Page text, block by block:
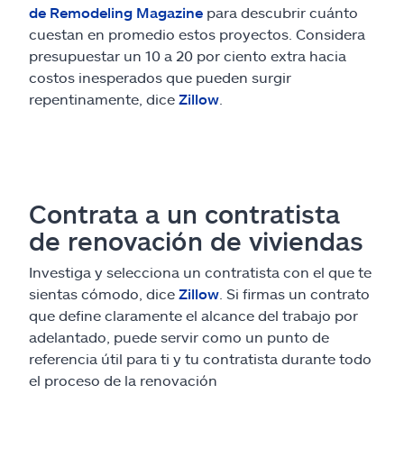
de Remodeling Magazine para descubrir cuánto
cuestan en promedio estos proyectos. Considera
presupuestar un 10 a 20 por ciento extra hacia
costos inesperados que pueden surgir
repentinamente, dice Zillow
Contrata a un contratista
de renovación de viviendas
Investiga y selecciona un contratista con el que te
sientas cómodo, dice Zillow . Si firmas un contrato
que define claramente el alcance del trabajo por
adelantado, puede servir como un punto de
referencia útil para ti y tu contratista durante todo
el proceso de la renovación